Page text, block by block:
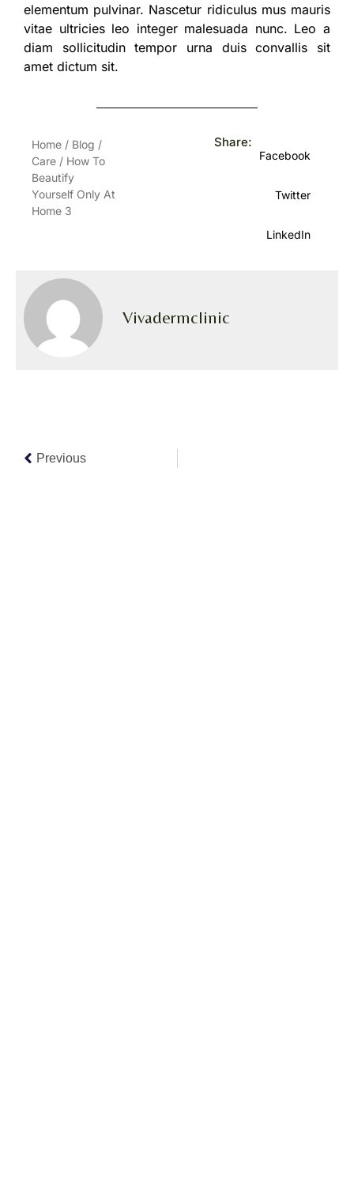
elementum pulvinar. Nascetur ridiculus mus mauris
vitae ultricies leo integer malesuada nunc. Leo a
diam sollicitudin tempor urna duis convallis sit
amet dictum sit.
Home / Blog /
Care / How To
Beautify
Yourself Only At
Home 3
Share:
Facebook
Twitter
LinkedIn
Vivadermclinic
Previous